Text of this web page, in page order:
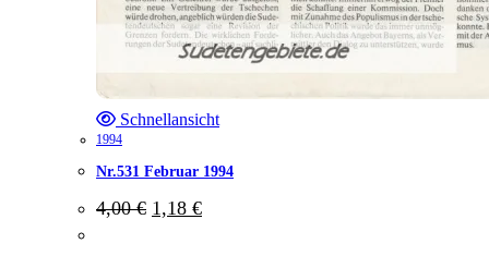
Schnellansicht
1994
Nr.531 Februar 1994
4,00€ Ursprünglicher
Preis
1,18 €Aktueller